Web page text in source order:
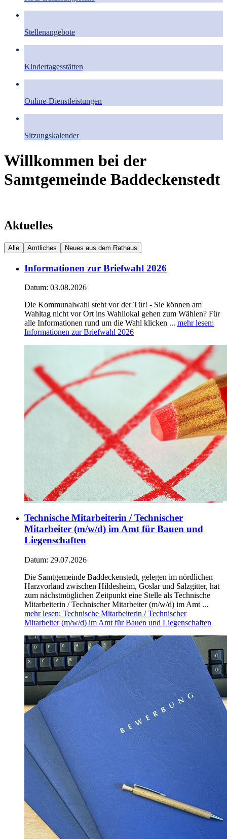
Stellenangebote
Kindertagesstätten
Online-Dienstleistungen
Sitzungskalender
Willkommen bei der
Samtgemeinde Baddeckenstedt
Aktuelles
Alle Amtliches Neues aus dem Rathaus
Informationen zur Briefwahl 2026
Datum: 03.08.2026
Die Kommunalwahl steht vor der Tür! - Sie können am
Wahltag nicht vor Ort ins Wahllokal gehen zum Wählen? Für
alle Informationen rund um die Wahl klicken ... mehr lesen:
Informationen zur Briefwahl 2026
Technische Mitarbeiterin / Technischer
Mitarbeiter (m/w/d) im Amt für Bauen und
Liegenschaften
Datum: 29.07.2026
Die Samtgemeinde Baddeckenstedt, gelegen im nördlichen
Harzvorland zwischen Hildesheim, Goslar und Salzgitter, hat
zum nächstmöglichen Zeitpunkt eine Stelle als Technische
Mitarbeiterin / Technischer Mitarbeiter (m/w/d) im Amt ...
mehr lesen: Technische Mitarbeiterin / Technischer
Mitarbeiter (m/w/d) im Amt für Bauen und Liegenschaften